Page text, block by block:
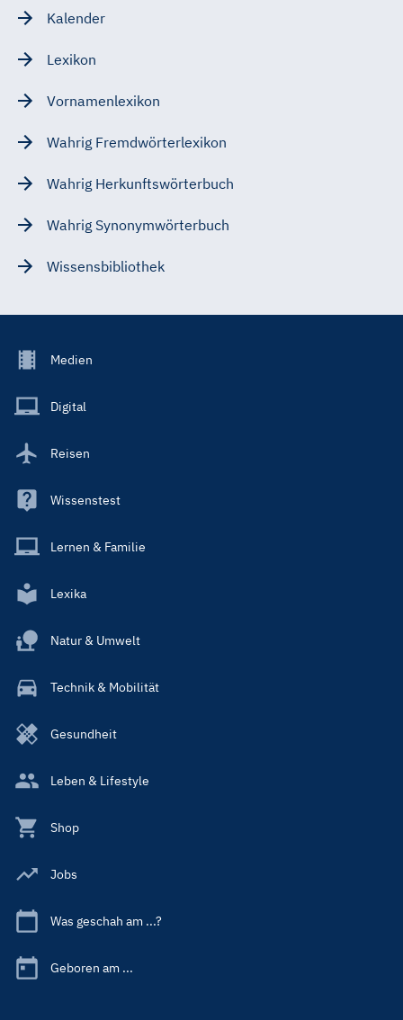
Kalender
Lexikon
Vornamenlexikon
Wahrig Fremdwörterlexikon
Wahrig Herkunftswörterbuch
Wahrig Synonymwörterbuch
Wissensbibliothek
Footer
Main
Medien
Digital
Reisen
Wissenstest
Lernen & Familie
Lexika
Natur & Umwelt
Technik & Mobilität
Gesundheit
Leben & Lifestyle
Shop
Jobs
Was geschah am ...?
Geboren am ...